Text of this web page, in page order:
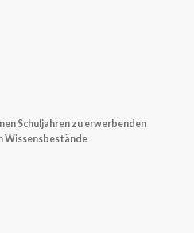
Schuljahren zu erwerbenden
Wissensbestände